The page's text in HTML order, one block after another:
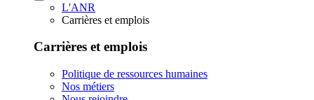
L'ANR
Carrières et emplois
Carrières et emplois
Politique de ressources humaines
Nos métiers